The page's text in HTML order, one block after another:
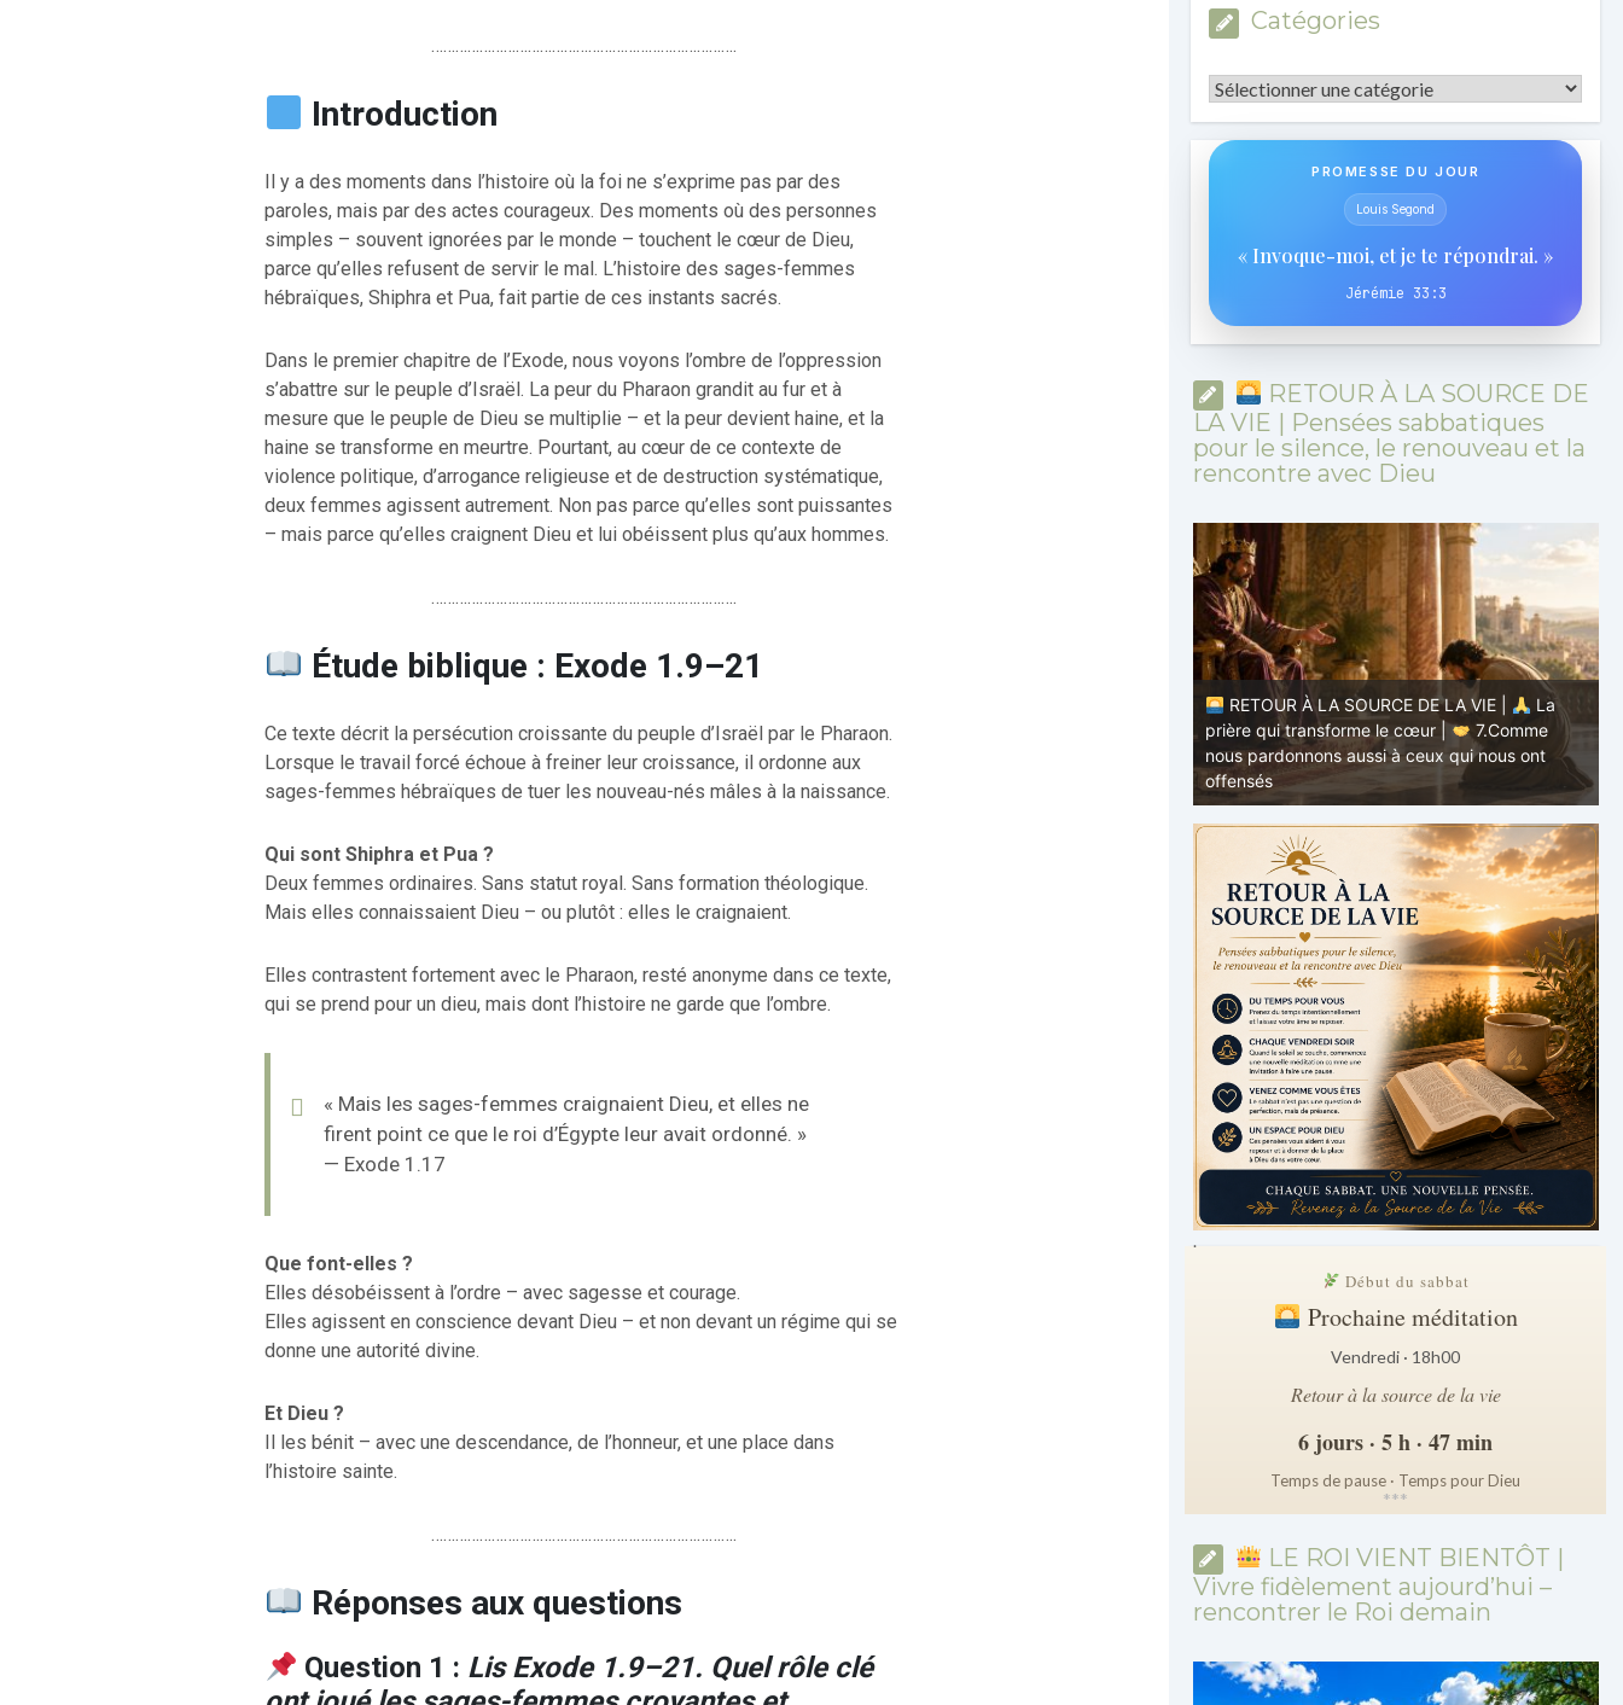
………………………………………………………………….
Introduction
Il y a des moments dans l’histoire où la foi ne s’exprime pas par des
paroles, mais par des actes courageux. Des moments où des personnes
simples – souvent ignorées par le monde – touchent le cœur de Dieu,
parce qu’elles refusent de servir le mal. L’histoire des sages-femmes
hébraïques, Shiphra et Pua, fait partie de ces instants sacrés.
Dans le premier chapitre de l’Exode, nous voyons l’ombre de l’oppression
s’abattre sur le peuple d’Israël. La peur du Pharaon grandit au fur et à
mesure que le peuple de Dieu se multiplie – et la peur devient haine, et la
haine se transforme en meurtre. Pourtant, au cœur de ce contexte de
violence politique, d’arrogance religieuse et de destruction systématique,
deux femmes agissent autrement. Non pas parce qu’elles sont puissantes
– mais parce qu’elles craignent Dieu et lui obéissent plus qu’aux hommes.
………………………………………………………………….
Étude biblique : Exode 1.9–21
Ce texte décrit la persécution croissante du peuple d’Israël par le Pharaon.
Lorsque le travail forcé échoue à freiner leur croissance, il ordonne aux
sages-femmes hébraïques de tuer les nouveau-nés mâles à la naissance.
Qui sont Shiphra et Pua ?
Deux femmes ordinaires. Sans statut royal. Sans formation théologique.
Mais elles connaissaient Dieu – ou plutôt : elles le craignaient.
Elles contrastent fortement avec le Pharaon, resté anonyme dans ce texte,
qui se prend pour un dieu, mais dont l’histoire ne garde que l’ombre.
« Mais les sages-femmes craignaient Dieu, et elles ne
firent point ce que le roi d’Égypte leur avait ordonné. »
— Exode 1.17
Que font-elles ?
Elles désobéissent à l’ordre – avec sagesse et courage.
Elles agissent en conscience devant Dieu – et non devant un régime qui se
donne une autorité divine.
Et Dieu ?
Il les bénit – avec une descendance, de l’honneur, et une place dans
l’histoire sainte.
………………………………………………………………….
Réponses aux questions
Question 1 : Lis Exode 1.9–21. Quel rôle clé
Catégories
Catégories
PROMESSE DU JOUR
Louis Segond
« Invoque-moi, et je te répondrai. »
Jérémie 33:3
RETOUR À LA SOURCE DE
LA VIE | Pensées sabbatiques
pour le silence, le renouveau et la
rencontre avec Dieu
RETOUR À LA SOURCE DE LA VIE |
RETOUR À LA SOURCE DE LA VIE |
La
prière qui transforme le cœur |
9. Délivre-
nous du mal
RETOUR À LA SOURCE DE LA VIE |
prière qui transforme le cœur |
induis pas en tentation
RETOUR À LA SOURCE DE LA VIE |
La
prière qui transforme le cœur |
7.Comme
nous pardonnons aussi à ceux qui nous ont
offensés
.
Début du sabbat
Prochaine méditation
Vendredi · 18h00
Retour à la source de la vie
6 jours · 5 h · 47 min
Temps de pause · Temps pour Dieu
***
LE ROI VIENT BIENTÔT |
Vivre fidèlement aujourd’hui –
rencontrer le Roi demain